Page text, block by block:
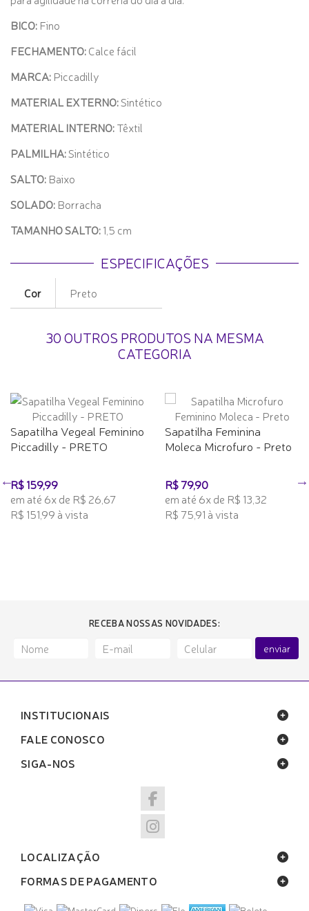
BICO: Fino
FECHAMENTO:Calce fácil
MARCA: Piccadilly
MATERIAL EXTERNO:Sintético
MATERIAL INTERNO:Têxtil
PALMILHA:Sintético
SALTO: Baixo
SOLADO: Borracha
TAMANHO SALTO:1,5 cm
ESPECIFICAÇÕES
Cor Preto
30 OUTROS PRODUTOS NA MESMA
CATEGORIA
Sapatilha Vegeal Feminino
Piccadilly - PRETO
R$ 159,99
em até 6x de R$ 26,67
R$ 151,99 à vista
Sapatilha Feminina
Moleca Microfuro - Preto
R$ 79,90
em até 6x de R$ 13,32
R$ 75,91 à vista
RECEBA NOSSAS NOVIDADES:
enviar
INSTITUCIONAIS
FALE CONOSCO
SIGA-NOS
LOCALIZAÇÃO
FORMAS DE PAGAMENTO